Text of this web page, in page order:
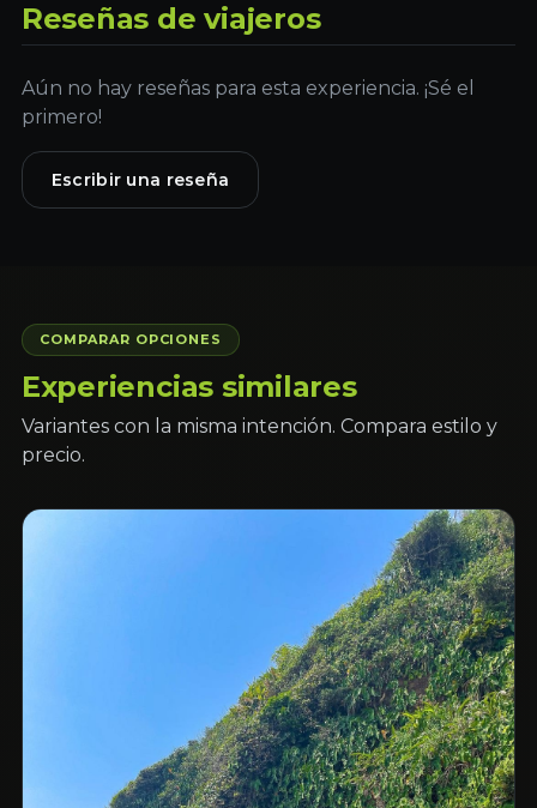
Reseñas de viajeros
Aún no hay reseñas para esta experiencia. ¡Sé el
primero!
Escribir una reseña
COMPARAR OPCIONES
Experiencias similares
Variantes con la misma intención. Compara estilo y
precio.